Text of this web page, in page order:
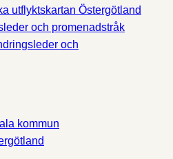
utflyktskartan Östergötland
och promenadstråk
och
kommun